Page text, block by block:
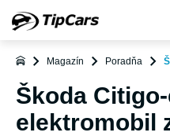
Magazín Poradňa
Škoda
elektromobil